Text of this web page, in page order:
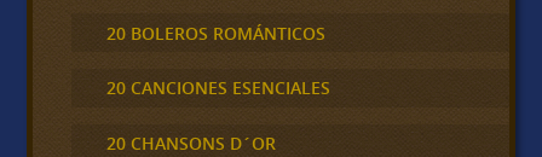
20 BOLEROS ROMÁNTICOS
20 CANCIONES ESENCIALES
20 CHANSONS D´OR